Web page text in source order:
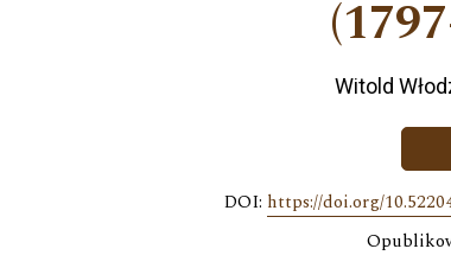
Witold
DOI: https://doi.org/